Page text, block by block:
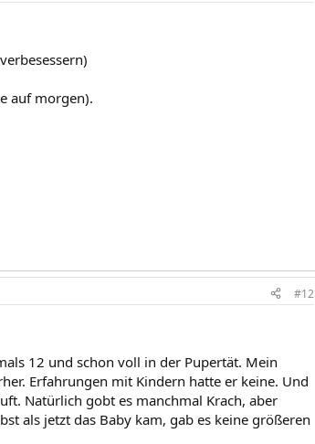
auf morgen).
#12
12 und schon voll in der Pupertät. Mein
Erfahrungen mit Kindern hatte er keine. Und
Natürlich gobt es manchmal Krach, aber
als jetzt das Baby kam, gab es keine größeren